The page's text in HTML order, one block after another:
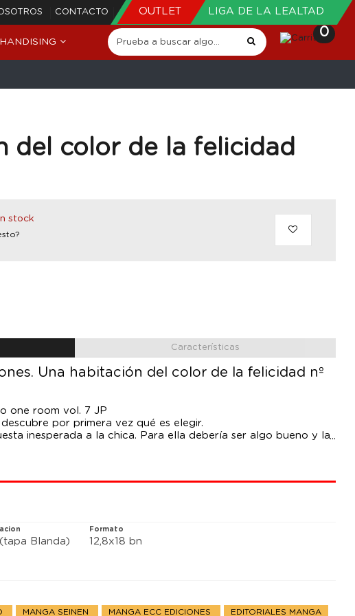
CONTACTO OUTLET LIGA DE LA LEALTAD
0
del color de la felicidad
stock
Características
Una habitación del color de la felicidad nº
one room vol. 7 JP
por primera vez qué es elegir.
inesperada a la chica. Para ella debería ser algo bueno y la
pero...
Blanda)
Formato
12,8x18 bn
MANGA SEINEN MANGA ECC EDICIONES EDITORIALES MANGA